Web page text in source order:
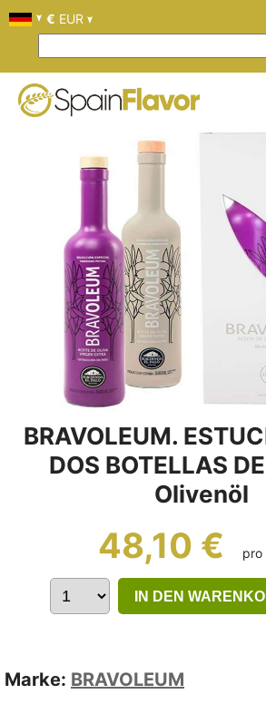
BRAVOLEUM.
DOS BOTELLAS
Olivenöl
48,10 € pro
IN DEN
Marke: BRAVOLEUM
€ EUR